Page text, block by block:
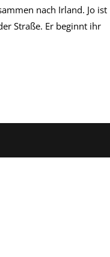
nach Irland. Jo ist
Straße. Er beginnt ihr